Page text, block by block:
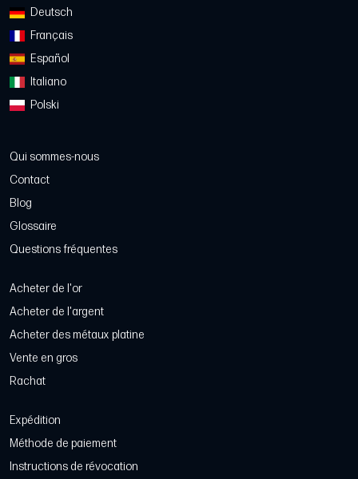
Deutsch
Français
Español
Italiano
Polski
Qui sommes-nous
Contact
Blog
Glossaire
Questions fréquentes
Acheter de l'or
Acheter de l'argent
Acheter des métaux platine
Vente en gros
Rachat
Expédition
Méthode de paiement
Instructions de révocation